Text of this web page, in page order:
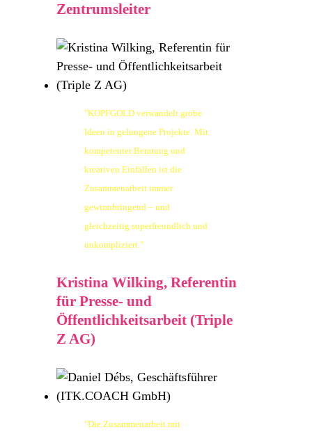
Zentrumsleiter
"KOPFGOLD verwandelt grobe
Ideen in gelungene Projekte. Mit
kompetenter Beratung und
kreativen Einfällen ist die
Zusammenarbeit immer
gewinnbringend – und
gleichzeitig superfreundlich und
unkompliziert."
Kristina Wilking, Referentin
für Presse- und
Öffentlichkeitsarbeit (Triple
Z AG)
"Die Zusammenarbeit mit